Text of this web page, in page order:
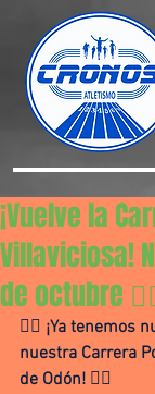
¡Vuelve la
Villaviciosa!
de octubre
🏃‍♂️ ¡Ya tenemos
nuestra Carrera
de Odón! 🏃‍♀️